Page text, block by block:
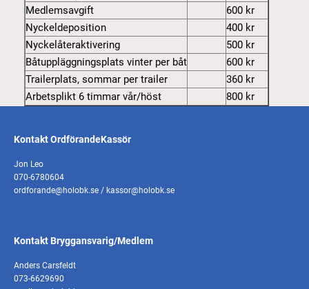
Medlemsavgift
600 kr
Nyckeldeposition
400 kr
Nyckelåteraktivering
500 kr
Båtuppläggningsplats vinter per båt
600 kr
Trailerplats, sommar per trailer
360 kr
Arbetsplikt 6 timmar vår/höst
800 kr
Kontakt OrdförandeKassör
Jon Leo
070-6780604
ordforande@holobk.se / kassor@holobk.se
Kontakt Bryggansvarig/Medlem
Anders Carsfeldt
073-6629690